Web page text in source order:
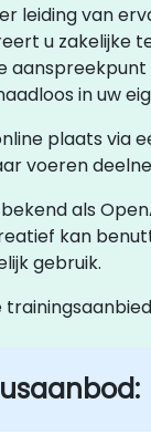
leiding van
u zakelijke
in uw
plaats via
voeren
als
kan
gebruik.